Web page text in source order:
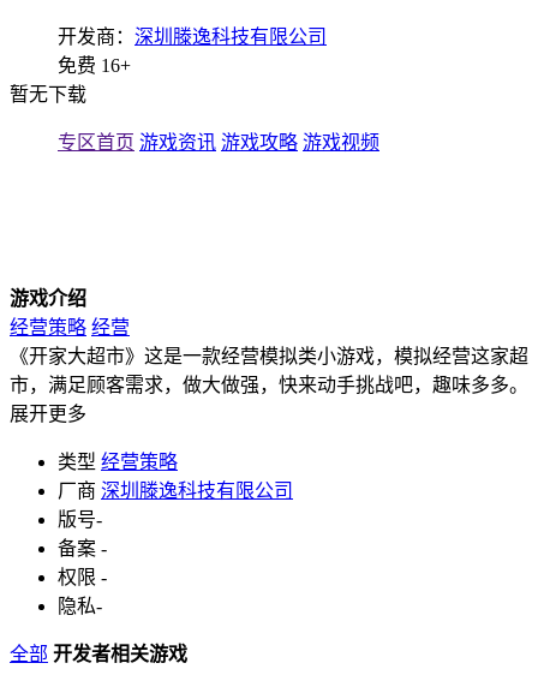
开发商： 深圳滕逸科技有限公司
免费 16+
暂无下载
专区首页 游戏资讯 游戏攻略 游戏视频
游戏介绍
经营策略 经营
《开家大超市》这是一款经营模拟类小游戏，模拟经营这家超
市，满足顾客需求，做大做强，快来动手挑战吧，趣味多多。
展开更多
类型 经营策略
厂商 深圳滕逸科技有限公司
版号-
备案 -
权限 -
隐私-
全部 开发者相关游戏